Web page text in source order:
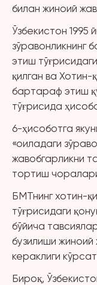
билан жиноий
Ўзбекистон 1995
зўравонликнинг
этиш
қилган ва Хотин-
бартараф этиш
тўғрисида
6-ҳисоботга
«оиладаги
жавобгарликни
тортиш
БМТнинг хотин-
тўғрисидаги
бўйича
бузилиши
кераклиги
Бироқ,